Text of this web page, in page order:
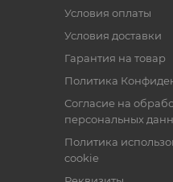
Условия оплаты
Условия доставки
Гарантия на товар
Политика
Согласие на
персональных
Политика
cookie